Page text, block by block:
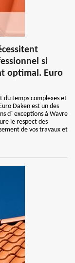
si
optimal. Euro
du temps complexes et
Daken est un des
d` exceptions à Wavre
le respect des
de vos travaux et